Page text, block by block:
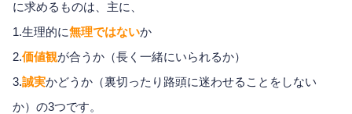
に求めるものは、主に、
1.生理的に無理ではないか
2.価値観が合うか（長く一緒にいられるか）
3.誠実かどうか（裏切ったり路頭に迷わせることをしない
か）の3つです。